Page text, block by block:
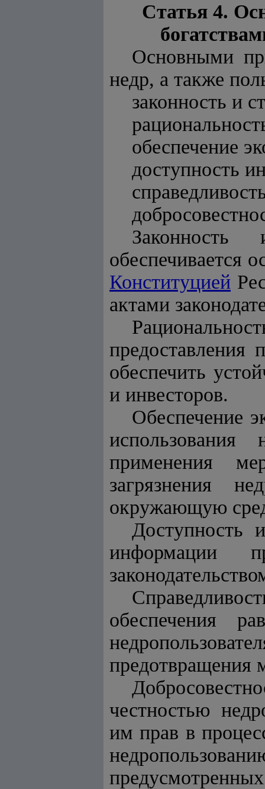
Статья 4.
Основными
недр, а также
законность и
обеспечение
доступность
Законность
обеспечивается
Конституцией
актами
предоставления
обеспечить
и инвесторов.
Обеспечение
применения
загрязнения
окружающую
Доступность
информации
обеспечения
предотвращения
честностью
им прав в